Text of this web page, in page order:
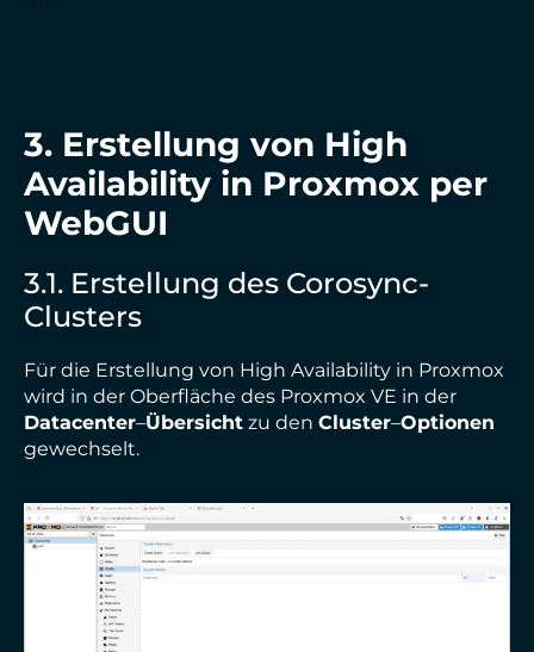
3. Erstellung von High
Availability in Proxmox per
WebGUI
3.1. Erstellung des Corosync-
Clusters
Für die Erstellung von High Availability in Proxmox
wird in der Oberfläche des Proxmox VE in der
Datacenter–Übersicht zu den Cluster–Optionen
gewechselt.